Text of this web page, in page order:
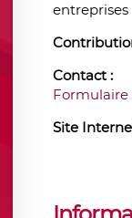
entreprises
Contact :
Site